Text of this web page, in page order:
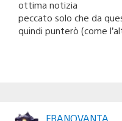
ottima notizia
peccato solo che da
quindi punterò (come
FRANOVANTA